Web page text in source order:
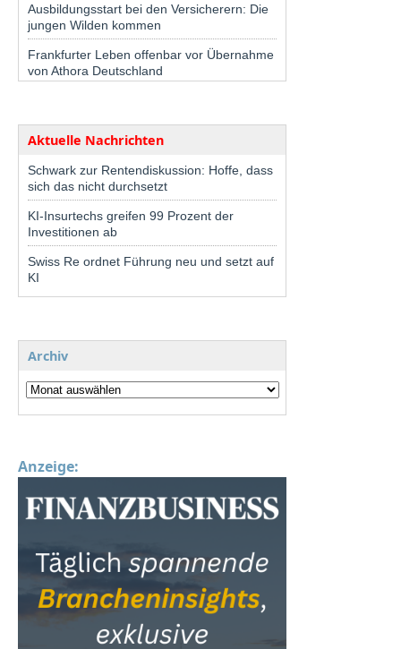
Ausbildungsstart bei den Versicherern: Die
jungen Wilden kommen
Frankfurter Leben offenbar vor Übernahme
von Athora Deutschland
Aktuelle Nachrichten
Schwark zur Rentendiskussion: Hoffe, dass
sich das nicht durchsetzt
KI-Insurtechs greifen 99 Prozent der
Investitionen ab
Swiss Re ordnet Führung neu und setzt auf
KI
Archiv
Anzeige: